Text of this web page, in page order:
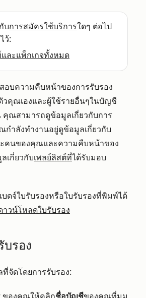
บการสมัครใช้บริการใดๆ ต่อไป
ว้:
ละแพ็กเกจทั้งหมด
อบความคืบหน้าของการรับรอง
วคุณเองและผู้ใช้รายอื่นๆในบัญชี
คุณสามารถดูข้อมูลเกี่ยวกับการ
ำลังทำงานอยู่ดูข้อมูลเกี่ยวกับ
คนของคุณและความคืบหน้าของ
เกี่ยวกับเพลย์ลิสต์ที่ได้รับมอบ
ดจ์ใบรับรองหรือใบรับรองที่พิมพ์ได้
วน์โหลดใบรับรอง
รอง
จัดโดยการรับรอง: